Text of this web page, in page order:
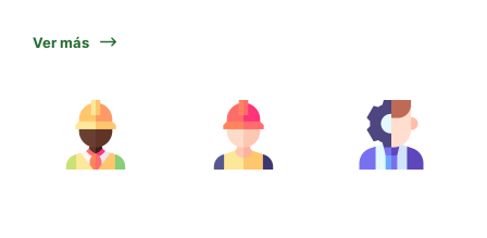
Ver más